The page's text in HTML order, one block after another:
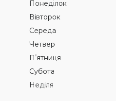
Понеділок
Вівторок
Середа
Четвер
Пʼятниця
Субота
Неділя